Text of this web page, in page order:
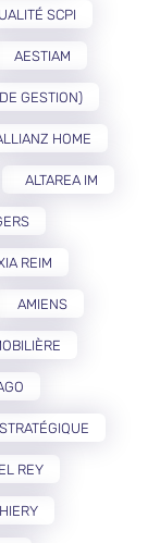
SCPI
AESTIAM
GESTION)
HOME
ALTAREA IM
REIM
AMIENS
REY